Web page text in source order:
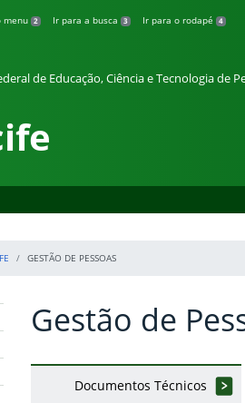
menu 2 Ir para a busca 3 Ir para o rodapé 4
de Educação, Ciência e Tecnologia de
GESTÃO DE PESSOAS
Início do conteúdo
Gestão de
Documentos Técnicos